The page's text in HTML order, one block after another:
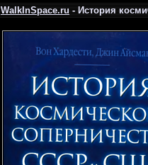
WalkInSpace.ru- История